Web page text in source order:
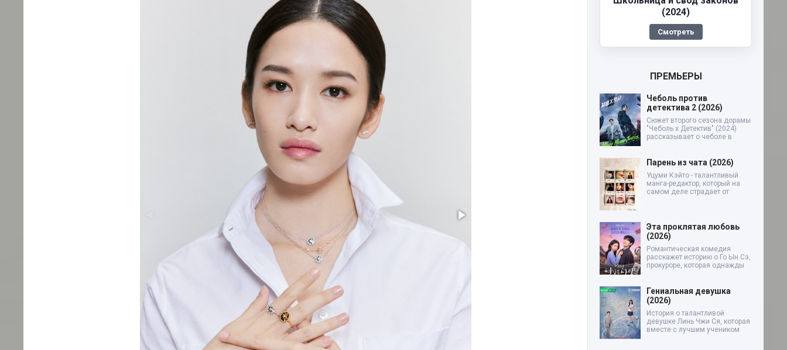
(2024)
Смотреть
ПРЕМЬЕРЫ
Чеболь против
детектива 2 (2026)
Сюжет второго сезона дорамы
"Чеболь x Детектив" (2024)
рассказывает о чеболе в
Парень из чата (2026)
Уцуми Кэйто - талантливый
манга-редактор, который на
самом деле страдает от
Эта проклятая любовь
(2026)
Романтическая комедия
расскажет историю о Го Ын Сэ,
прокуроре, которая однажды
Гениальная девушка
(2026)
История о талантливой
девушке Линь Чжи Ся, которая
вместе с лучшим учеником